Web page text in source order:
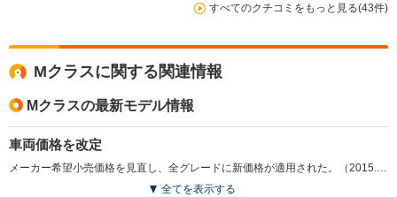
すべてのクチコミをもっと見る(43件)
Mクラスに関する関連情報
Mクラスの最新モデル情報
車両価格を改定
全てを表示する